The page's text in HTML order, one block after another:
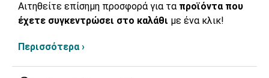
Αιτηθείτε επίσημη προσφορά για τα προϊόντα που
έχετε συγκεντρώσει στο καλάθι με ένα κλικ!
Περισσότερα ›